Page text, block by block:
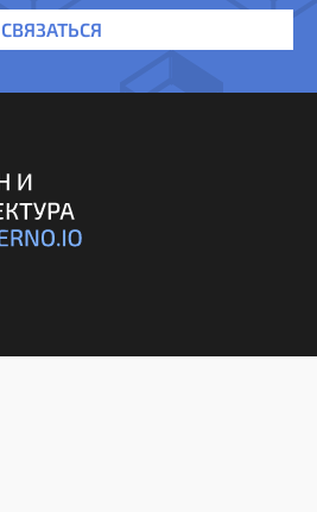
СВЯЗАТЬСЯ